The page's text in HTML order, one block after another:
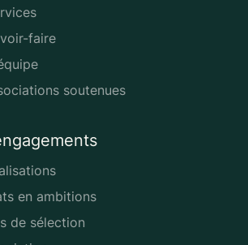
faire
soutenues
en ambitions
de sélection